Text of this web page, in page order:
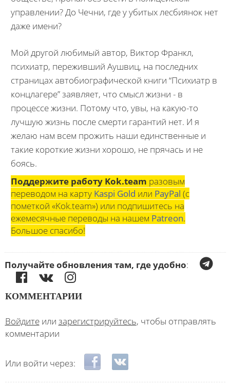
управлении? До Чечни, где у убитых лесбиянок нет
даже имени?
Мой другой любимый автор, Виктор Франкл,
психиатр, переживший Аушвиц, на последних
страницах автобиографической книги “Психиатр в
концлагере” заявляет, что смысл жизни - в
процессе жизни. Потому что, увы, на какую-то
лучшую жизнь после смерти гарантий нет. И я
желаю нам всем прожить наши единственные и
такие короткие жизни хорошо, не прячась и не
боясь.
Поддержите работу Kok.team разовым
переводом на карту Kaspi Gold или PayPal (с
пометкой «Kok.team») или подпишитесь на
ежемесячные переводы на нашем Patreon.
Большое спасибо!
Получайте обновления там, где удобно:
КОММЕНТАРИИ
Войдитеили зарегистрируйтесь, чтобы отправлять
комментарии
Или войти через: Login with Facebook
Login with ВКонтакте